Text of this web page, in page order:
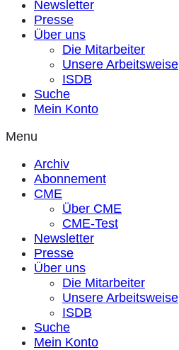
Newsletter
Presse
Über uns
Die Mitarbeiter
Unsere Arbeitsweise
ISDB
Suche
Mein Konto
Menu
Archiv
Abonnement
CME
Über CME
CME-Test
Newsletter
Presse
Über uns
Die Mitarbeiter
Unsere Arbeitsweise
ISDB
Suche
Mein Konto